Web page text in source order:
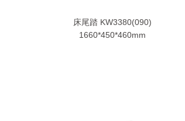
床尾踏 KW3380(090)
1660*450*460mm